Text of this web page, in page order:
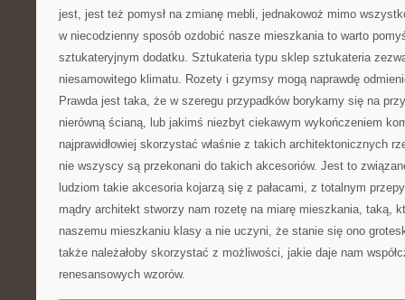
jest, jest też pomysł na zmianę mebli, jednakowoż mimo
w niecodzienny sposób ozdobić nasze mieszkania to warto
sztukateryjnym dodatku. Sztukateria typu sklep sztukateria
niesamowitego klimatu. Rozety i gzymsy mogą naprawdę
Prawda jest taka, że w szeregu przypadków borykamy się na
nierówną ścianą, lub jakimś niezbyt ciekawym wykończeniem
najprawidłowiej skorzystać właśnie z takich architektonicznych
nie wszyscy są przekonani do takich akcesoriów. Jest to
ludziom takie akcesoria kojarzą się z pałacami, z totalnym
mądry architekt stworzy nam rozetę na miarę mieszkania, taką,
naszemu mieszkaniu klasy a nie uczyni, że stanie się ono
także należałoby skorzystać z możliwości, jakie daje nam
renesansowych wzorów.